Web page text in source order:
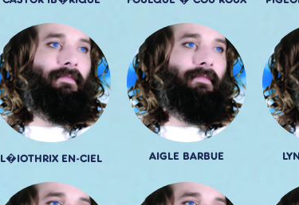
L�IOTHRIX EN-CIEL AIGLE BARBUE